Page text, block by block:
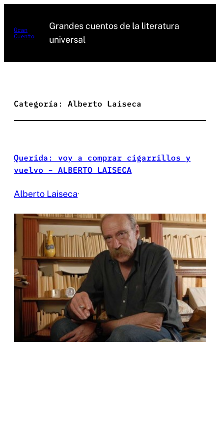
contenido
Gran
Cuento
Grandes cuentos de la literatura
universal
Categoría: Alberto Laiseca
Querida: voy a comprar cigarrillos y
vuelvo – ALBERTO LAISECA
Alberto Laiseca·